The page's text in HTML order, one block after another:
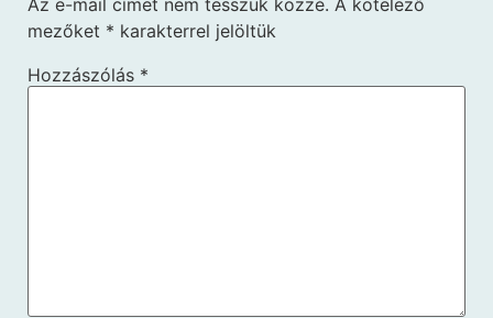
mezőket * karakterrel jelöltük
Hozzászólás *